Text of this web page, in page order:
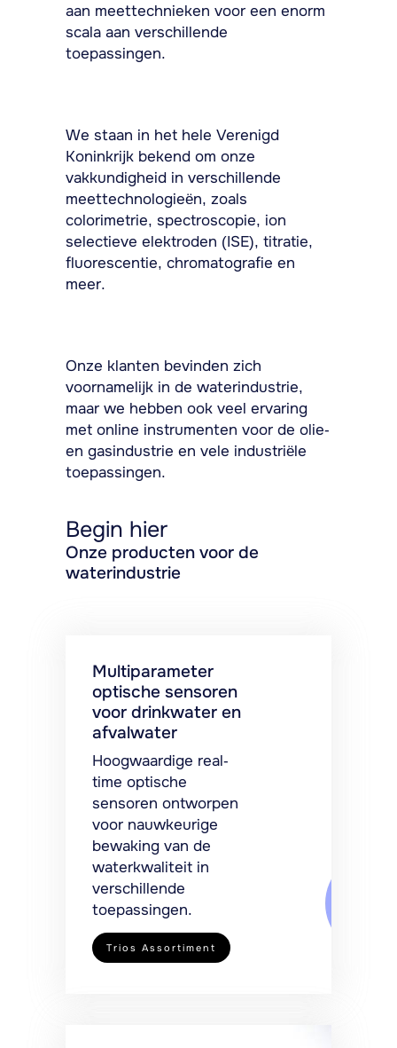
aan meettechnieken voor een enorm
scala aan verschillende
toepassingen.
We staan in het hele Verenigd
Koninkrijk bekend om onze
vakkundigheid in verschillende
meettechnologieën, zoals
colorimetrie, spectroscopie, ion
selectieve elektroden (ISE), titratie,
fluorescentie, chromatografie en
meer.
Onze klanten bevinden zich
voornamelijk in de waterindustrie,
maar we hebben ook veel ervaring
met online instrumenten voor de olie-
en gasindustrie en vele industriële
toepassingen.
Begin hier
Onze producten voor de
waterindustrie
Multiparameter
optische sensoren
voor drinkwater en
afvalwater
Hoogwaardige real-
time optische
sensoren ontworpen
voor nauwkeurige
bewaking van de
waterkwaliteit in
verschillende
toepassingen.
Trios Assortiment